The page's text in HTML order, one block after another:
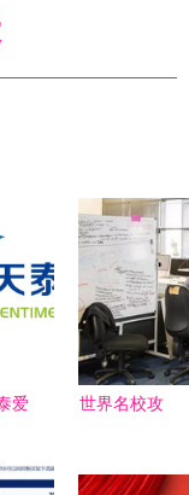
爱
务
世界名校攻
国皇家艺术